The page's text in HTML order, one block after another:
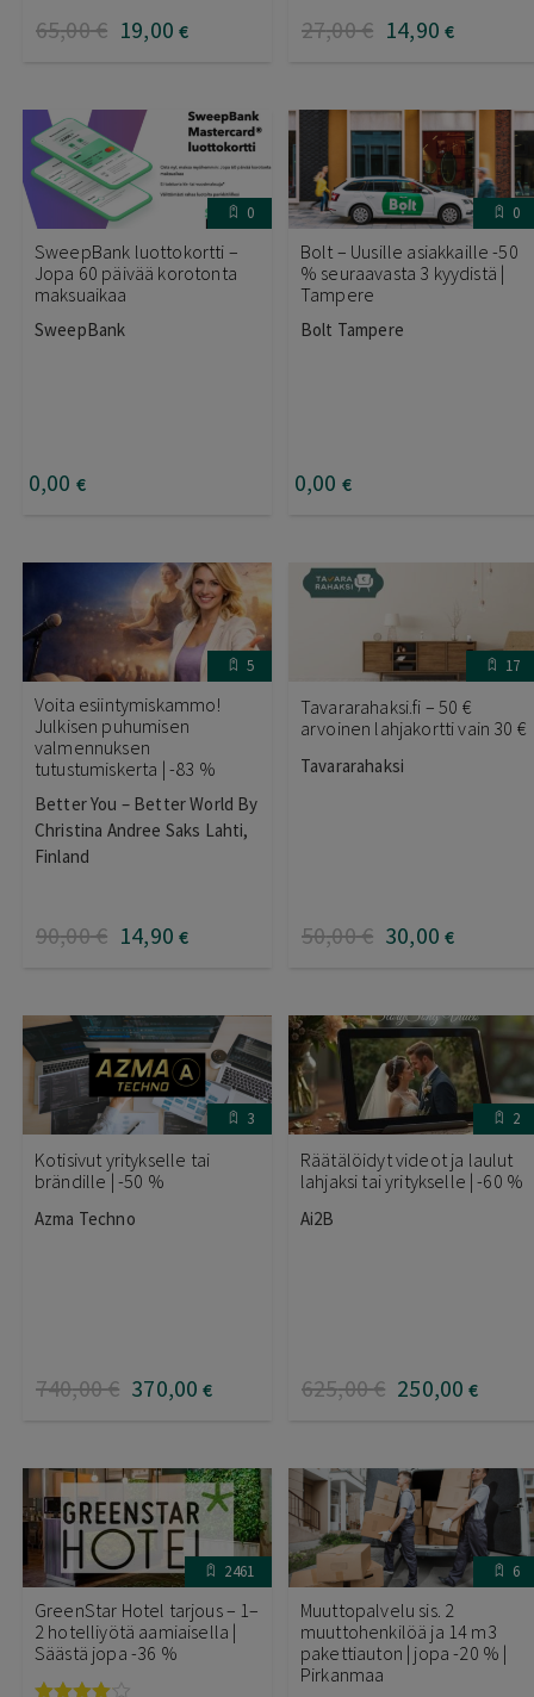
65,00€ 19,00 € 27,00€ 14,90 €
0
SweepBank luottokortti –
Jopa 60 päivää korotonta
maksuaikaa
SweepBank
0,00 €
0
Bolt – Uusille asiakkaille -50
% seuraavasta 3 kyydistä |
Tampere
Bolt Tampere
0,00 €
5
Voita esiintymiskammo!
Julkisen puhumisen
valmennuksen
tutustumiskerta | -83 %
Better You – Better World By
Christina Andree Saks Lahti,
Finland
90,00€ 14,90 €
17
Tavararahaksi.fi – 50 €
arvoinen lahjakortti vain 30 €
Tavararahaksi
50,00€ 30,00 €
3
Kotisivut yritykselle tai
brändille | -50 %
Azma Techno
740,00€ 370,00 €
2
Räätälöidyt videot ja laulut
lahjaksi tai yritykselle | -60 %
Ai2B
625,00€ 250,00 €
2461
GreenStar Hotel tarjous – 1–
2 hotelliyötä aamiaisella |
Säästä jopa -36 %
6
Muuttopalvelu sis. 2
muuttohenkilöä ja 14 m3
pakettiauton | jopa -20 % |
Pirkanmaa